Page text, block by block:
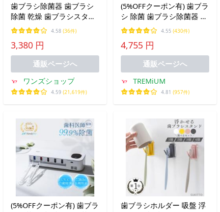
歯ブラシ除菌器 歯ブラシ
除菌 乾燥 歯ブラシスタン
ド ケース 収納 歯ブラシホ
ルダー 5本 浮かせる USB
充電式 壁掛け UVC 歯ブラ
シ立て 歯ブラシ除菌機
4.58 (36件)
3,380 円
通販ページへ
ワンズショップ
4.59 (21,619件)
(5%OFFクーポン有) 歯ブラ
シ 除菌 歯ブラシ除菌器 歯
ブラシホルダー 歯ブラシ
除菌機 壁掛け UV除菌 収
納 おしゃれ 自動除菌 時計
付き 【除菌2段階モデル】
4.55 (430件)
4,755 円
通販ページへ
TREMiUM
4.81 (957件)
(5%OFFクーポン有) 歯ブラ
歯ブラシホルダー 吸盤 浮